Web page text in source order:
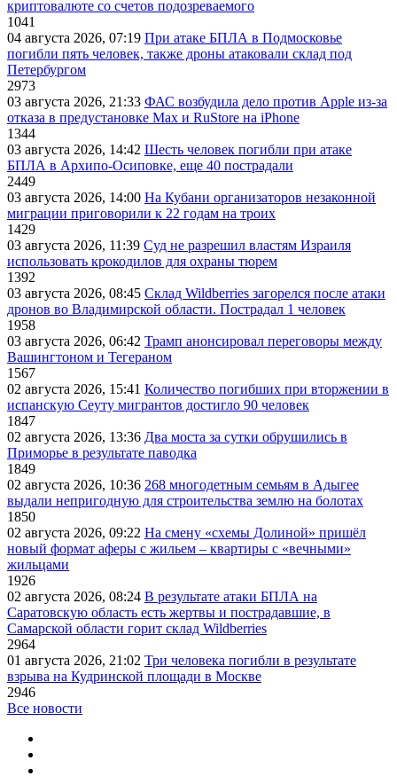
криптовалюте со счетов подозреваемого
1041
04 августа 2026, 07:19 При атаке БПЛА в Подмосковье
погибли пять человек, также дроны атаковали склад под
Петербургом
2973
03 августа 2026, 21:33 ФАС возбудила дело против Apple из-за
отказа в предустановке Max и RuStore на iPhone
1344
03 августа 2026, 14:42 Шесть человек погибли при атаке
БПЛА в Архипо-Осиповке, еще 40 пострадали
2449
03 августа 2026, 14:00 На Кубани организаторов незаконной
миграции приговорили к 22 годам на троих
1429
03 августа 2026, 11:39 Суд не разрешил властям Израиля
использовать крокодилов для охраны тюрем
1392
03 августа 2026, 08:45 Склад Wildberries загорелся после атаки
дронов во Владимирской области. Пострадал 1 человек
1958
03 августа 2026, 06:42 Трамп анонсировал переговоры между
Вашингтоном и Тегераном
1567
02 августа 2026, 15:41 Количество погибших при вторжении в
испанскую Сеуту мигрантов достигло 90 человек
1847
02 августа 2026, 13:36 Два моста за сутки обрушились в
Приморье в результате паводка
1849
02 августа 2026, 10:36 268 многодетным семьям в Адыгее
выдали непригодную для строительства землю на болотах
1850
02 августа 2026, 09:22 На смену «схемы Долиной» пришёл
новый формат аферы с жильем – квартиры с «вечными»
жильцами
1926
02 августа 2026, 08:24 В результате атаки БПЛА на
Саратовскую область есть жертвы и пострадавшие, в
Самарской области горит склад Wildberries
2964
01 августа 2026, 21:02 Три человека погибли в результате
взрыва на Кудринской площади в Москве
2946
Все новости